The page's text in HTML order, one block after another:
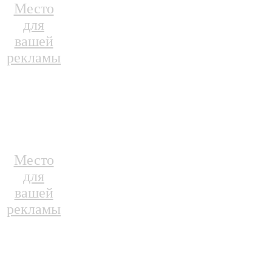
Место
для
вашей
рекламы
Место
для
вашей
рекламы